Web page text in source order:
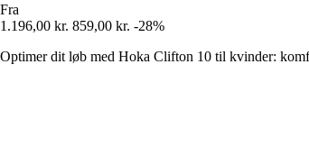
Fra
1.196,00 kr. 859,00 kr. -28%
Optimer dit løb med Hoka Clifton 10 til kvinder: